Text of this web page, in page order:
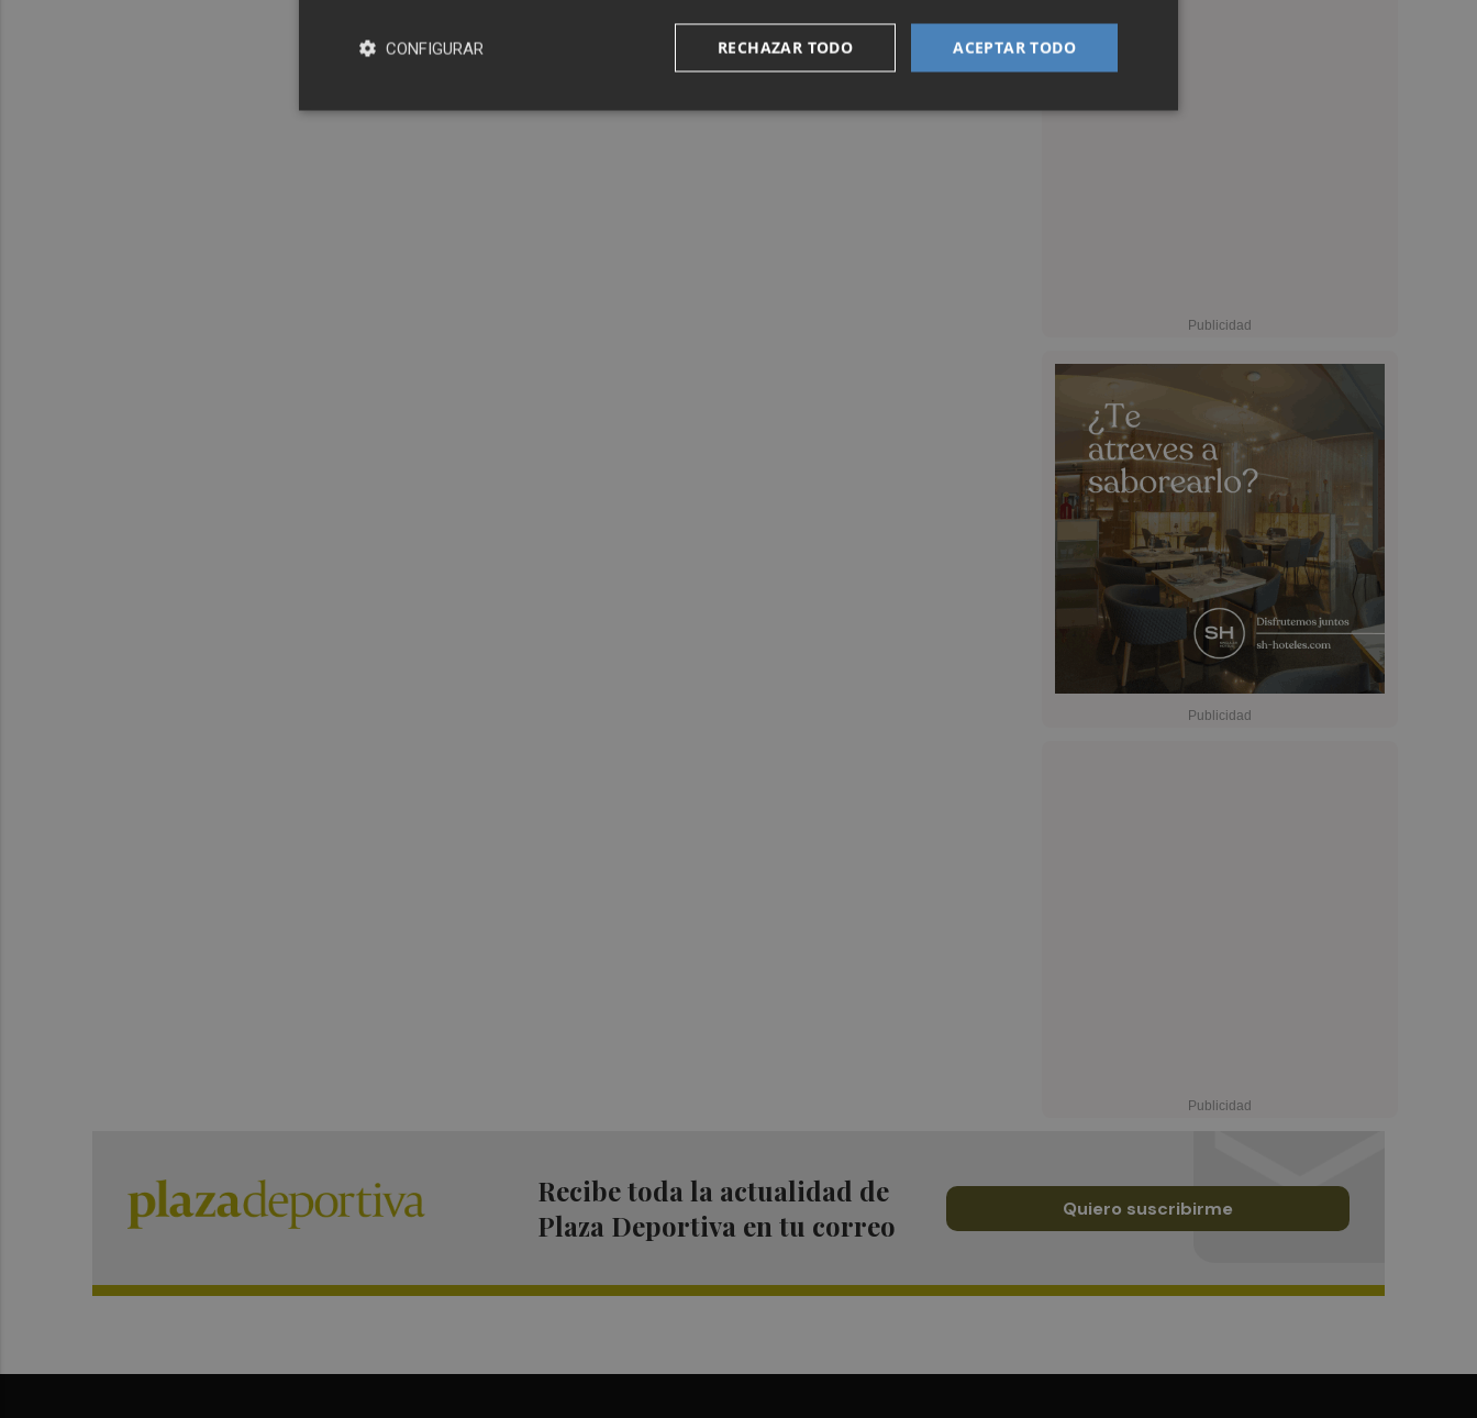
Recibe toda la actualidad de
Plaza Deportiva en tu correo
Quiero suscribirme
ACEPTAR TODO
RECHAZAR TODO
CONFIGURAR